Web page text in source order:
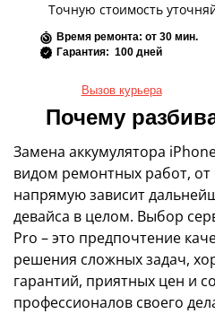
Точную стоимость
Время ремонта: от 30 мин.
Гарантия: 100 дней
Вызов курьера
Почему
Замена аккумулятора
видом ремонтных работ, от
напрямую зависит
девайса в целом. Выбор
Pro – это предпочтение
решения сложных задач,
гарантий, приятных цен и
профессионалов своего